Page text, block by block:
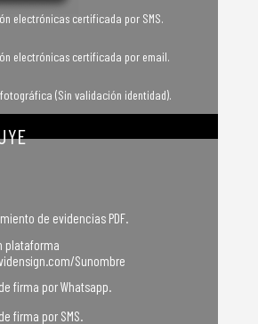
electrónicas certificada por SMS.
electrónicas certificada por email.
(Sin validación identidad).
0 COP
de evidencias PDF.
plataforma
Sunombre
firma por Whatsapp.
firma por SMS.